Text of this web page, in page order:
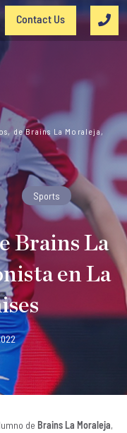
Contact Us
de Brains La Moraleja,
Sports
Brains La
en La
de Brains La Moraleja,